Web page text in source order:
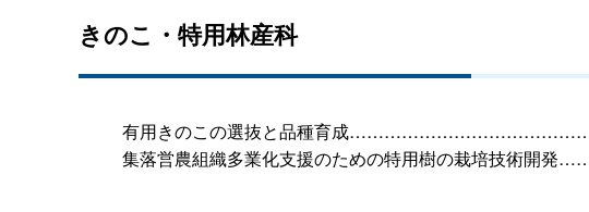
きのこ・特用林産科
有用きのこの選抜と品種育成
集落営農組織多業化支援のための特用樹の栽培